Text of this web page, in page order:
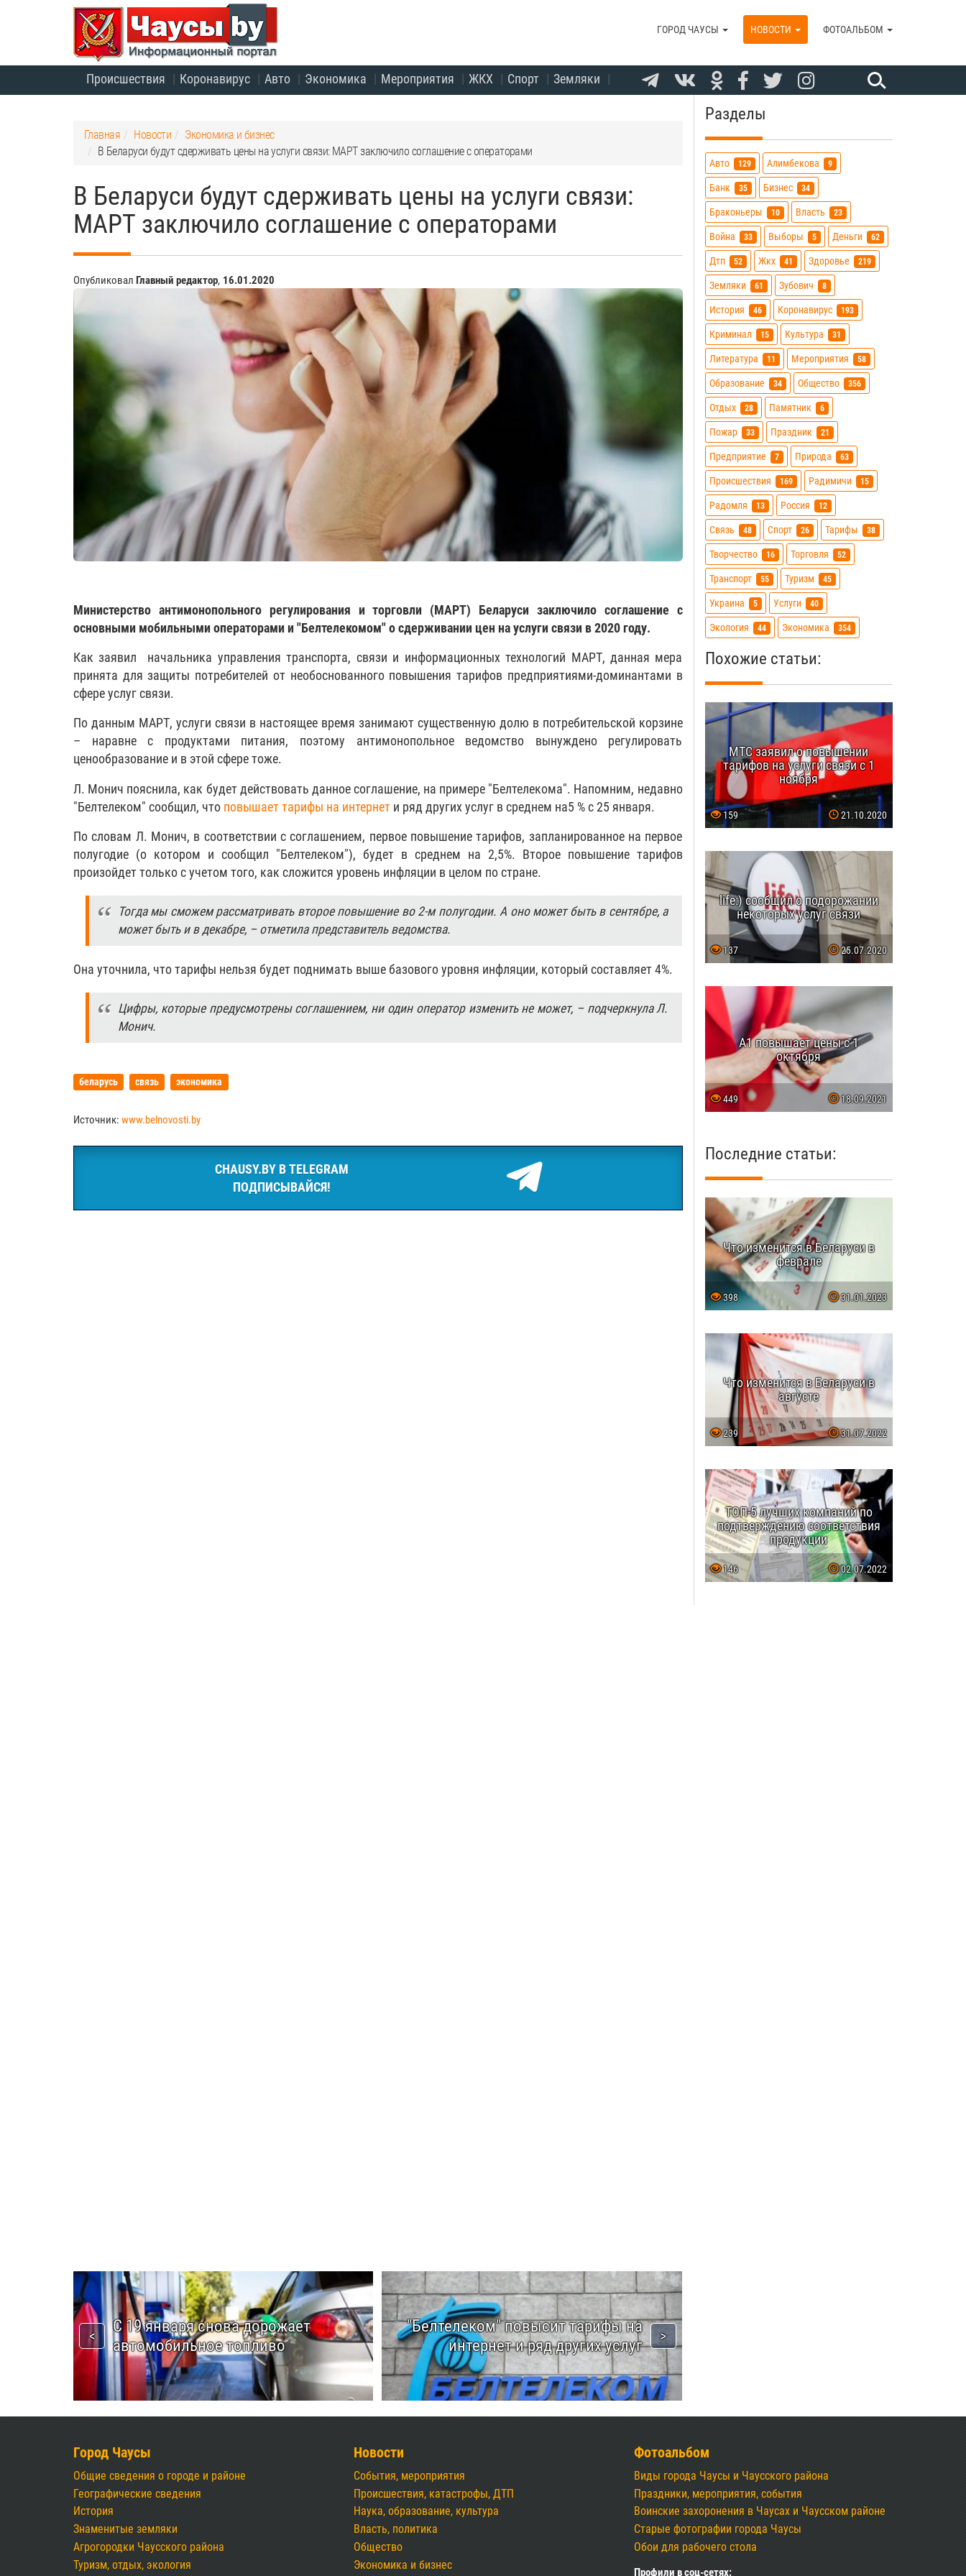
Происшествия Коронавирус Авто Экономика Мероприятия ЖКХ Спорт Земляки
ГОРОД ЧАУСЫ НОВОСТИ ФОТОАЛЬБОМ
Главная Новости
Экономика и бизнес
В Беларуси будут сдерживать цены на услуги связи: МАРТ заключило соглашение с операторами
В Беларуси будут сдерживать цены на услуги связи:
МАРТ заключило соглашение с операторами
Опубликовал Главный редактор, 16.01.2020
Министерство антимонопольного регулирования и торговли (МАРТ) Беларуси заключило соглашение с
основными мобильными операторами и "Белтелекомом" о сдерживании цен на услуги связи в 2020 году.
Как заявил начальника управления транспорта, связи и информационных технологий МАРТ, данная мера
принята для защиты потребителей от необоснованного повышения тарифов предприятиями-доминантами в
сфере услуг связи.
По данным МАРТ, услуги связи в настоящее время занимают существенную долю в потребительской корзине
– наравне с продуктами питания, поэтому антимонопольное ведомство вынуждено регулировать
ценообразование и в этой сфере тоже.
Л. Монич пояснила, как будет действовать данное соглашение, на примере "Белтелекома". Напомним, недавно
"Белтелеком" сообщил, что повышает тарифы на интернет и ряд других услуг в среднем на5 % с 25 января.
По словам Л. Монич, в соответствии с соглашением, первое повышение тарифов, запланированное на первое
полугодие (о котором и сообщил "Белтелеком"), будет в среднем на 2,5%. Второе повышение тарифов
произойдет только с учетом того, как сложится уровень инфляции в целом по стране.
Тогда мы сможем рассматривать второе повышение во 2-м полугодии. А оно может быть в сентябре, а
может быть и в декабре, – отметила представитель ведомства.
Она уточнила, что тарифы нельзя будет поднимать выше базового уровня инфляции, который составляет 4%.
Цифры, которые предусмотрены соглашением, ни один оператор изменить не может, – подчеркнула Л.
Монич.
беларусь связь экономика
Источник: www.belnovosti.by
CHAUSY.BY В TELEGRAM
ПОДПИСЫВАЙСЯ!
С 19 января снова дорожает
автомобильное топливо
"Белтелеком" повысит тарифы на
интернет и ряд других услуг
Разделы
Авто 129 Алимбекова 9
Банк 35 Бизнес 34
Браконьеры 10 Власть 23
Война 33 Выборы 5 Деньги 62
Дтп 52 Жкх 41 Здоровье 219
Земляки 61 Зубович 8
История 46 Коронавирус 193
Криминал 15 Культура 31
Литература 11 Мероприятия 58
Образование 34 Общество 356
Отдых 28 Памятник 6
Пожар 33 Праздник 21
Предприятие 7 Природа 63
Происшествия 169 Радимичи 15
Радомля 13 Россия 12
Связь 48 Спорт 26 Тарифы 38
Творчество 16 Торговля 52
Транспорт 55 Туризм 45
Украина 5 Услуги 40
Экология 44 Экономика 354
Похожие статьи:
МТС заявил о повышении
тарифов на услуги связи с 1
ноября
159 21.10.2020
life:) сообщил о подорожании
некоторых услуг связи
137 25.07.2020
A1 повышает цены с 1
октября
449 18.09.2021
Последние статьи:
Что изменится в Беларуси в
феврале
398 31.01.2023
Что изменится в Беларуси в
августе
239 31.07.2022
ТОП-5 лучших компаний по
подтверждению соответствия
продукции
146 02.07.2022
Город Чаусы
Общие сведения о городе и районе
Географические сведения
История
Знаменитые земляки
Агрогородки Чаусского района
Туризм, отдых, экология
Новости
События, мероприятия
Происшествия, катастрофы, ДТП
Наука, образование, культура
Власть, политика
Общество
Экономика и бизнес
Фотоальбом
Виды города Чаусы и Чаусского района
Праздники, мероприятия, события
Воинские захоронения в Чаусах и Чаусском районе
Старые фотографии города Чаусы
Обои для рабочего стола
Профили в соц-сетях: